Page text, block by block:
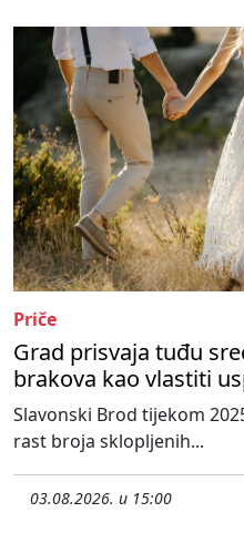
Priče
Grad prisvaja tuđu
brakova kao vlastiti
Slavonski Brod tijekom
rast broja sklopljenih...
03.08.2026. u 15:00